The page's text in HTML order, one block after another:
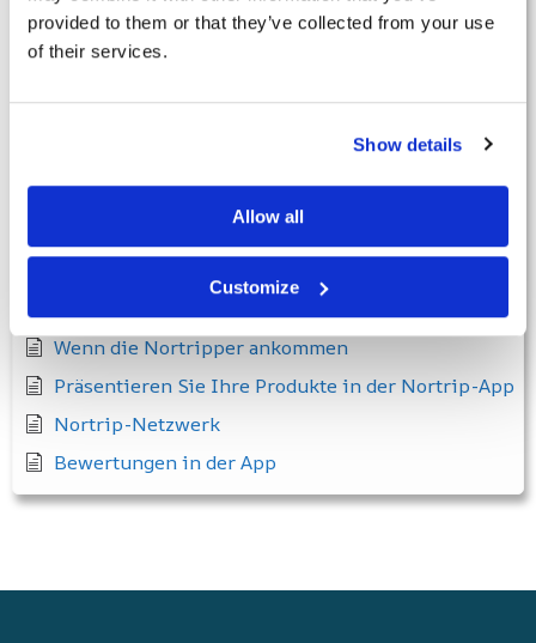
provided to them or that they’ve collected from your use
of their services.
Show details
Allow all
Customize
Die Einrichtungen
Wie man sich bei der App anmeldet
Nortrip-Gastgeber
Wenn die Nortripper ankommen
Präsentieren Sie Ihre Produkte in der Nortrip-App
Nortrip-Netzwerk
Bewertungen in der App